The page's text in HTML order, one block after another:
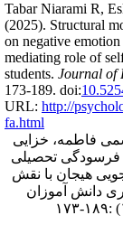
Tabar Niarami R,
(2025). Structural
on negative
mediating role of
students. Journal of
173-189. doi:
URL: http://
fa.html
فاطمه، خزایی
فرسودگی تحصیلی
هیجان با نقش
دانش آموزان